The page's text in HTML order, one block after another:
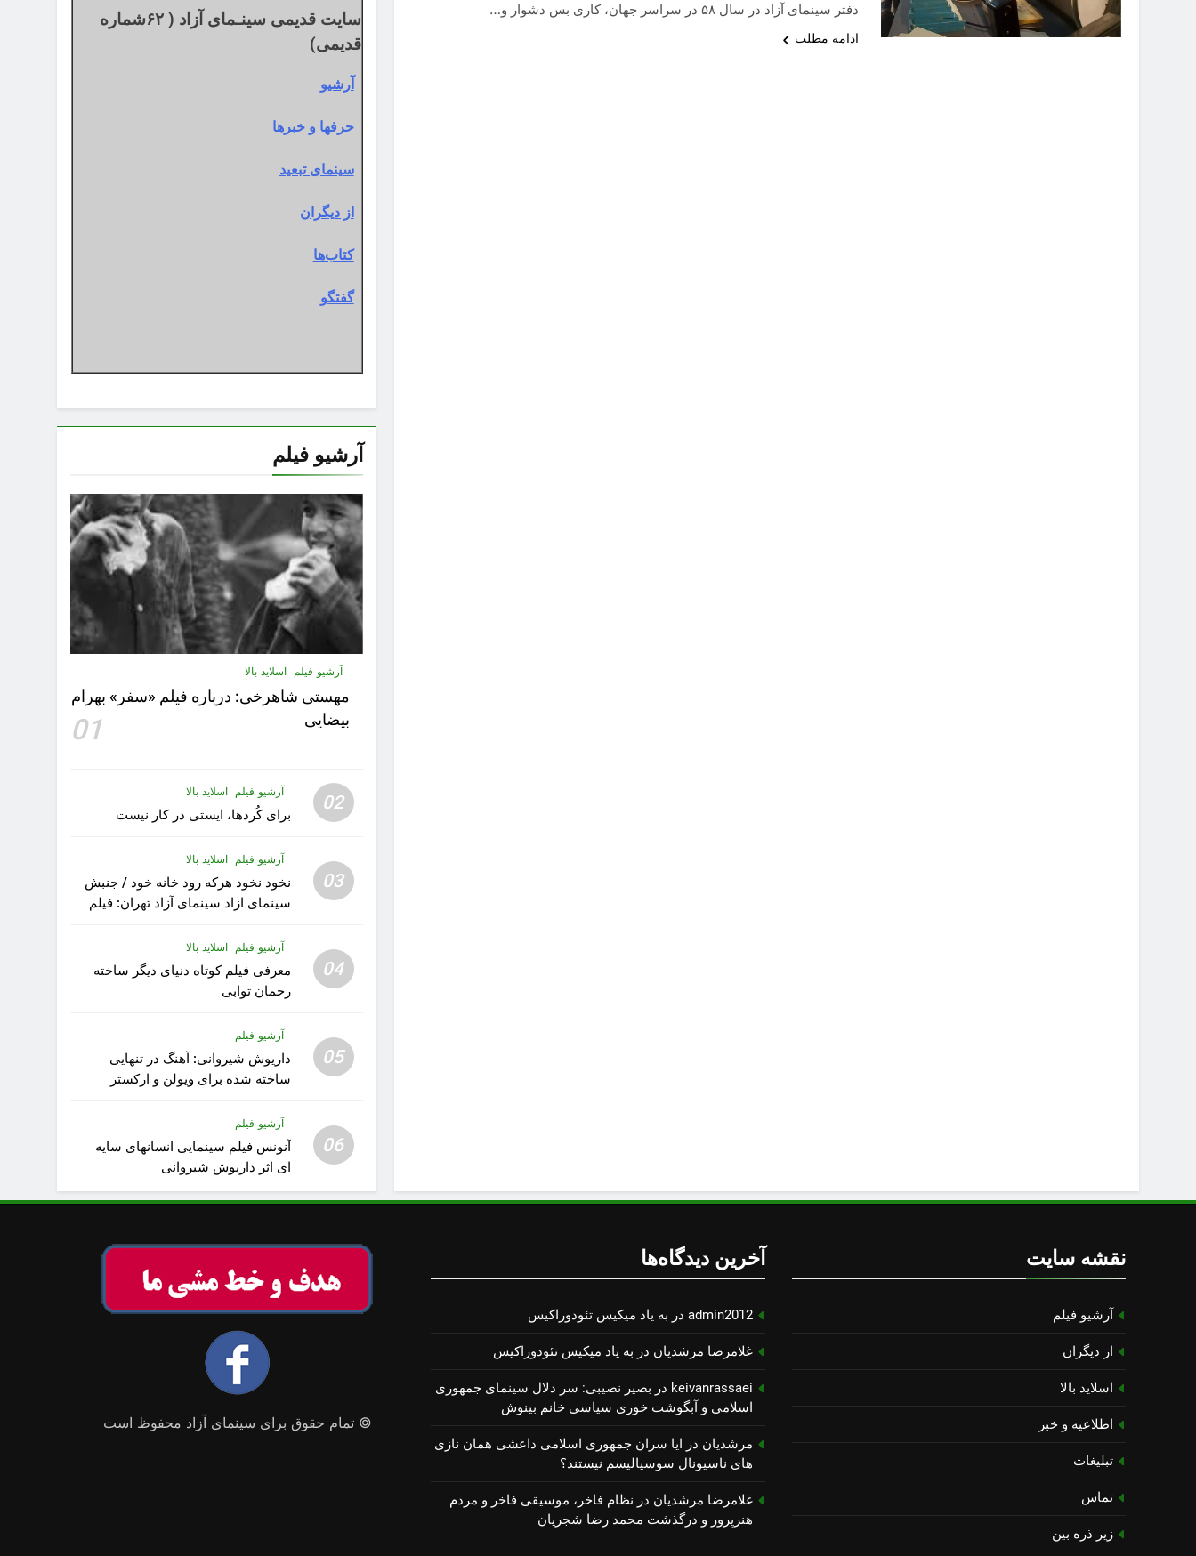
دفتر سینمای آزاد در سال ۵۸ در سراسر جهان، کاری بس دشوار و…
ادامه مطلب
سایت قدیمی سینـمای آزاد ( ۶۲شماره
قدیمی)
آرشیو
حرفها و خبرها
سینمای تبعید
از دیگران
کتاب‌ها
گفتگو
آرشیو فیلم
آرشیو فیلم اسلاید بالا
مهستى شاهرخى:‌ درباره فيلم «سفر» بهرام
بیضایی
01
02 آرشیو فیلم اسلاید بالا
برای کُردها، ایستی در کار نیست
03
آرشیو فیلم اسلاید بالا
نخود نخود هرکه رود خانه خود / جنبش
سینمای ازاد سینمای آزاد تهران: فیلم
04
آرشیو فیلم اسلاید بالا
معرفی فیلم کوتاه دنیای دیگر ساخته
رحمان توابی
05
آرشیو فیلم
داریوش شیروانی: آهنگ در تنهایی
ساخته شده برای ویولن و ارکستر
06
آرشیو فیلم
آنونس فیلم سینمایی انسانهای سایه
ای اثر داریوش شیروانی
نقشه سایت
آرشیو فیلم
از دیگران
اسلاید بالا
اطلاعیه و خبر
تبلیغات
تماس
زیر ذره بین
آخرین دیدگاه‌ها
admin2012 در به یاد میكیس تئودوراكیس
غلامرضا مرشدیان در به یاد میكیس تئودوراكیس
keivanrassaei در بصیر نصیبی: سر دلال سینمای جمهوری
اسلامی و آبگوشت خوری سیاسی خانم بینوش
مرشدیان در ایا سران جمهوری اسلامی داعشی همان نازی
های ناسیونال سوسیالیسم نیستند؟
غلامرضا مرشدیان در نظام فاخر، موسیقی فاخر و مردم
هنرپرور و درگذشت محمد رضا شجریان
© تمام حقوق برای سینمای آزاد محفوظ است